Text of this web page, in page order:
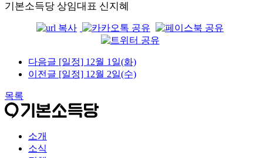
기본소득당 상임대표 신지혜
다음글 [일정] 12월 1일(화)
이전글 [일정] 12월 2일(수)
목록
소개
소식